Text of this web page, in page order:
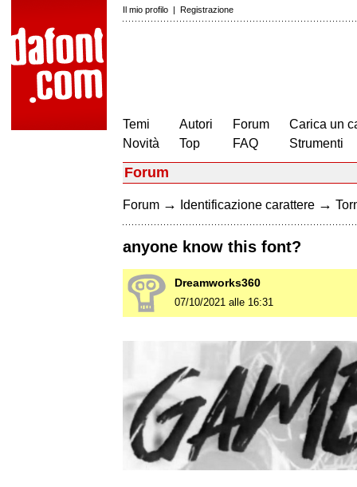
Il mio profilo | Registrazione
Temi
Novità
Autori
Top
Forum
FAQ
Carica un
Strumenti
Forum
Forum → Identificazione carattere →
anyone know this font?
Dreamworks360
07/10/2021 alle 16:31